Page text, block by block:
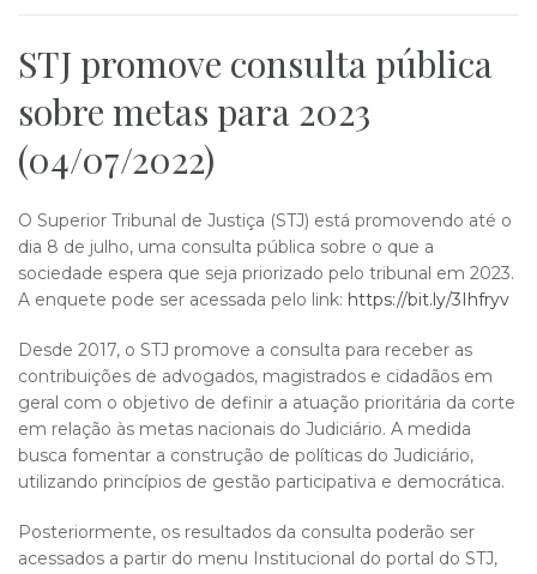
STJ promove consulta pública
sobre metas para 2023
(04/07/2022)
O Superior Tribunal de Justiça (STJ) está promovendo até o
dia 8 de julho, uma consulta pública sobre o que a
sociedade espera que seja priorizado pelo tribunal em 2023.
A enquete pode ser acessada pelo link: https://bit.ly/3Ihfryv
Desde 2017, o STJ promove a consulta para receber as
contribuições de advogados, magistrados e cidadãos em
geral com o objetivo de definir a atuação prioritária da corte
em relação às metas nacionais do Judiciário. A medida
busca fomentar a construção de políticas do Judiciário,
utilizando princípios de gestão participativa e democrática.
Posteriormente, os resultados da consulta poderão ser
acessados a partir do menu Institucional do portal do STJ,